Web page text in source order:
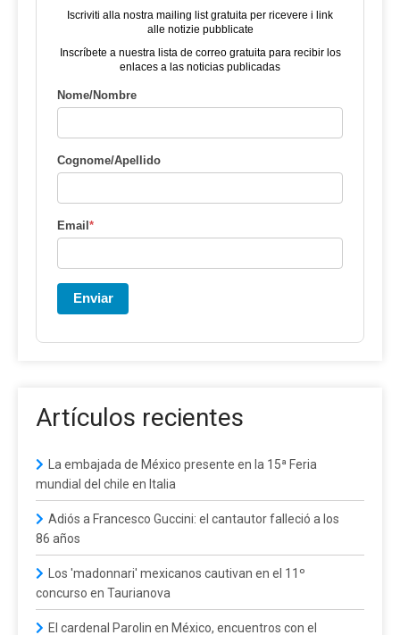
Iscriviti alla nostra mailing list gratuita per ricevere i link
alle notizie pubblicate
Inscríbete a nuestra lista de correo gratuita para recibir los
enlaces a las noticias publicadas
Nome/Nombre
Cognome/Apellido
Email*
Enviar
Artículos recientes
La embajada de México presente en la 15ª Feria
mundial del chile en Italia
Adiós a Francesco Guccini: el cantautor falleció a los
86 años
Los 'madonnari' mexicanos cautivan en el 11º
concurso en Taurianova
El cardenal Parolin en México, encuentros con el